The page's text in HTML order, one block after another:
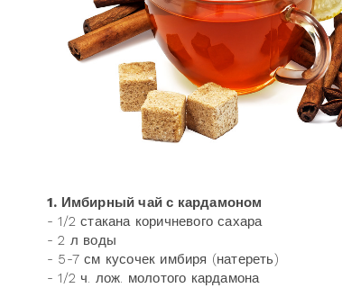
1. Имбирный чай с кардамоном
- 1/2 стакана коричневого сахара
- 2 л воды
- 5-7 см кусочек имбиря (натереть)
- 1/2 ч. лож. молотого кардамона